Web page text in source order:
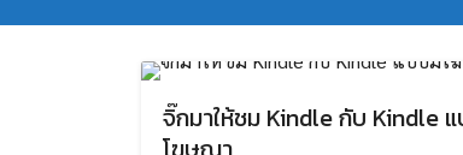
จิ๊กมาให้ชม Kindle กับ Kindle